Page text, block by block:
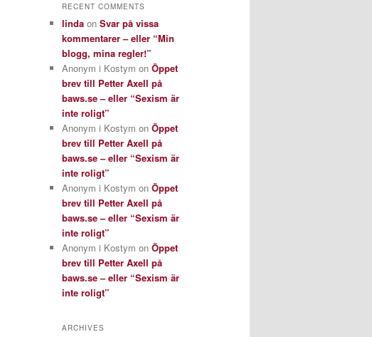
RECENT COMMENTS
linda on Svar på vissa
kommentarer – eller “Min
blogg, mina regler!”
Anonym i Kostym on Öppet
brev till Petter Axell på
baws.se – eller “Sexism är
inte roligt”
Anonym i Kostym on Öppet
brev till Petter Axell på
baws.se – eller “Sexism är
inte roligt”
Anonym i Kostym on Öppet
brev till Petter Axell på
baws.se – eller “Sexism är
inte roligt”
Anonym i Kostym on Öppet
brev till Petter Axell på
baws.se – eller “Sexism är
inte roligt”
ARCHIVES